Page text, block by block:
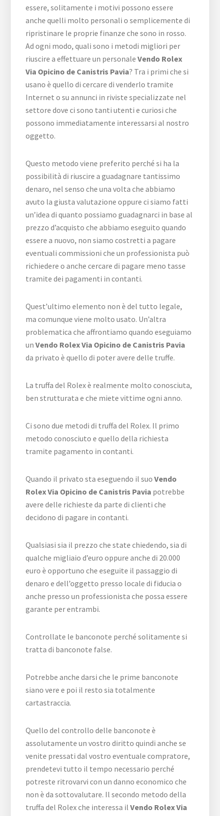
essere, solitamente i motivi possono essere
anche quelli molto personali o semplicemente di
ripristinare le proprie finanze che sono in rosso.
Ad ogni modo, quali sono i metodi migliori per
riuscire a effettuare un personaleVendo Rolex
Via Opicino de Canistris Pavia? Tra i primi che si
usano è quello di cercare di venderlo tramite
Internet o su annunci in riviste specializzate nel
settore dove ci sono tanti utenti e curiosi che
possono immediatamente interessarsi al nostro
oggetto.
Questo metodo viene preferito perché si ha la
possibilità di riuscire a guadagnare tantissimo
denaro, nel senso che una volta che abbiamo
avuto la giusta valutazione oppure ci siamo fatti
un’idea di quanto possiamo guadagnarci in base al
prezzo d’acquisto che abbiamo eseguito quando
essere a nuovo, non siamo costretti a pagare
eventuali commissioni che un professionista può
richiedere o anche cercare di pagare meno tasse
tramite dei pagamenti in contanti.
Quest’ultimo elemento non è del tutto legale,
ma comunque viene molto usato. Un’altra
problematica che affrontiamo quando eseguiamo
unVendo Rolex Via Opicino de Canistris Pavia
da privato è quello di poter avere delle truffe.
La truffa del Rolex è realmente molto conosciuta,
ben strutturata e che miete vittime ogni anno.
Ci sono due metodi di truffa del Rolex. Il primo
metodo conosciuto e quello della richiesta
tramite pagamento in contanti.
Quando il privato sta eseguendo il suoVendo
Rolex Via Opicino de Canistris Pavia potrebbe
avere delle richieste da parte di clienti che
decidono di pagare in contanti.
Qualsiasi sia il prezzo che state chiedendo, sia di
qualche migliaio d’euro oppure anche di 20.000
euro è opportuno che eseguite il passaggio di
denaro e dell’oggetto presso locale di fiducia o
anche presso un professionista che possa essere
garante per entrambi.
Controllate le banconote perché solitamente si
tratta di banconote false.
Potrebbe anche darsi che le prime banconote
siano vere e poi il resto sia totalmente
cartastraccia.
Quello del controllo delle banconote è
assolutamente un vostro diritto quindi anche se
venite pressati dal vostro eventuale compratore,
prendetevi tutto il tempo necessario perché
potreste ritrovarvi con un danno economico che
non è da sottovalutare. Il secondo metodo della
truffa del Rolex che interessa ilVendo Rolex Via